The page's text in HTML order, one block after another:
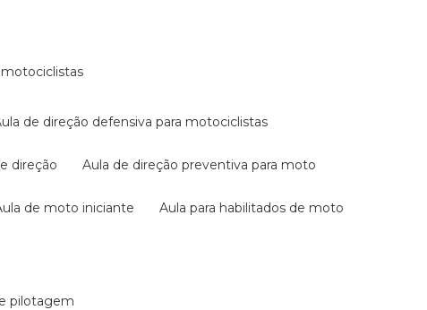
motociclistas
aula de direção defensiva para motociclistas
direção aula de direção preventiva para moto
aula de moto iniciante aula para habilitados de moto
pilotagem